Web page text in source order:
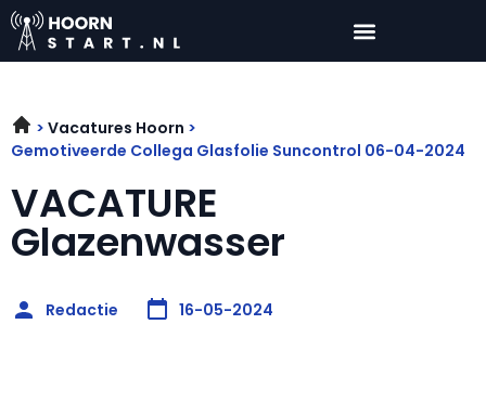
Vacatures Hoorn
Gemotiveerde Collega Glasfolie Suncontrol 06-04-2024
VACATURE
Glazenwasser
Redactie 16-05-2024